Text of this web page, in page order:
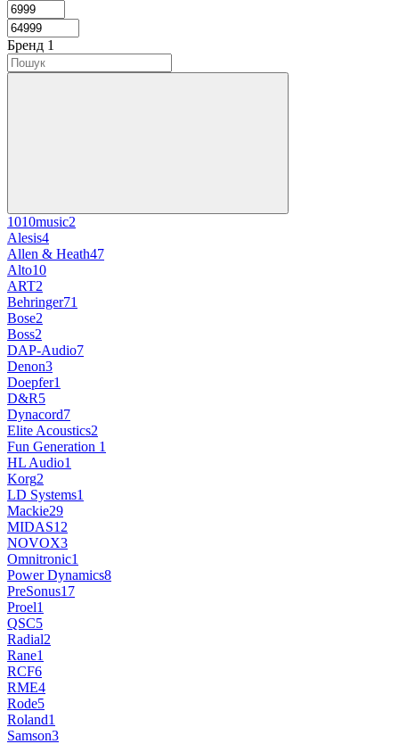
Бренд 1
1010music2
Alesis4
Allen & Heath47
Alto10
ART2
Behringer71
Bose2
Boss2
DAP-Audio7
Denon3
Doepfer1
D&R5
Dynacord7
Elite Acoustics2
Fun Generation 1
HL Audio1
Korg2
LD Systems1
Mackie29
MIDAS12
NOVOX3
Omnitronic1
Power Dynamics8
PreSonus17
Proel1
QSC5
Radial2
Rane1
RCF6
RME4
Rode5
Roland1
Samson3